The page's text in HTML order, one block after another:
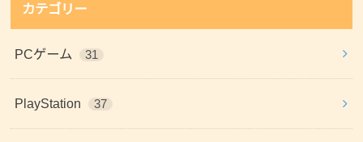
カテゴリー
PCゲーム 31
PlayStation 37